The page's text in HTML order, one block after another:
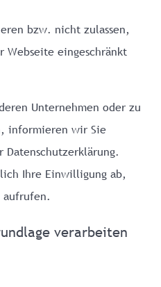
bzw. nicht zulassen,
eingeschränkt
Unternehmen oder zu
informieren wir Sie
Datenschutzerklärung.
Ihre Einwilligung ab,
aufrufen.
verarbeiten